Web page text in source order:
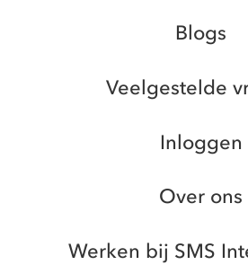
Blogs
Veelgestelde
Inloggen
Over ons
Werken bij SMS